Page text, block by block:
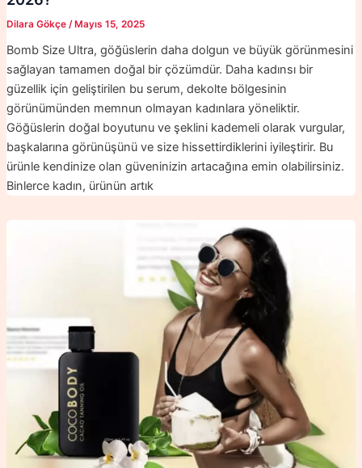
Dilara Gökçe /Mayıs 15, 2025
Bomb Size Ultra, göğüslerin daha dolgun ve büyük görünmesini
sağlayan tamamen doğal bir çözümdür. Daha kadınsı bir
güzellik için geliştirilen bu serum, dekolte bölgesinin
görünümünden memnun olmayan kadınlara yöneliktir.
Göğüslerin doğal boyutunu ve şeklini kademeli olarak vurgular,
başkalarına görünüşünü ve size hissettirdiklerini iyileştirir. Bu
ürünle kendinize olan güveninizin artacağına emin olabilirsiniz.
Binlerce kadın, ürünün artık